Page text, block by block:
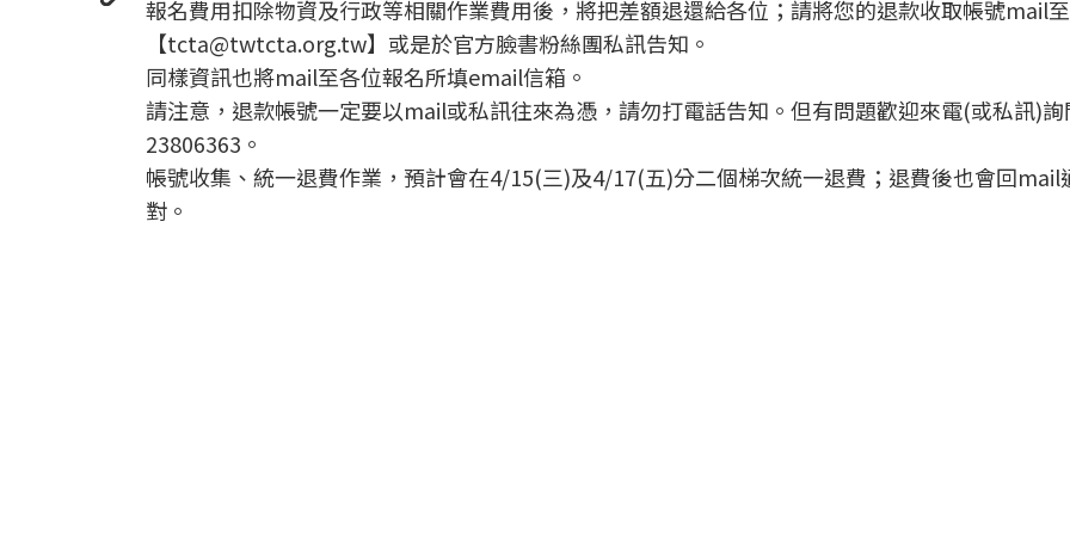
報名費用扣除物資及行政等相關作業費用後，將把差額退還給各位；請將您的退款收取帳號mail至
【tcta@twtcta.org.tw】或是於官方臉書粉絲團私訊告知。
同樣資訊也將mail至各位報名所填email信箱。
請注意，退款帳號一定要以mail或私訊往來為憑，請勿打電話告知。但有問題歡迎來電(或私訊)
23806363。
帳號收集、統一退費作業，預計會在4/15(三)及4/17(五)分二個梯次統一退費；退費後也會回mail
對。